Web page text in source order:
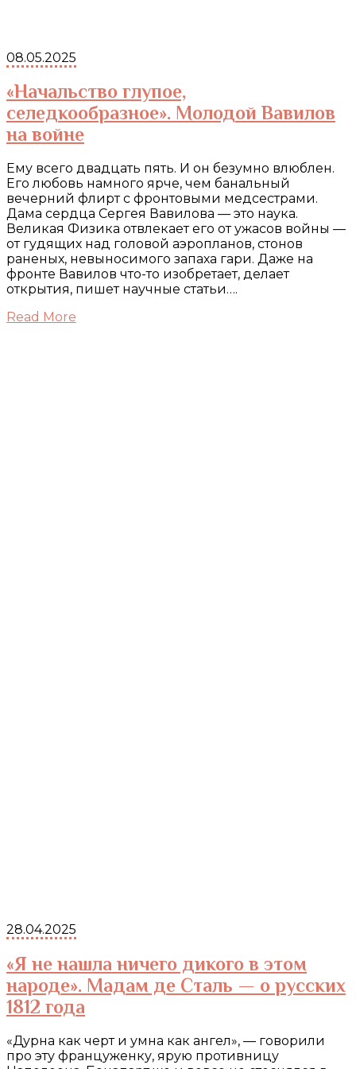
08.05.2025
«Начальство глупое,
селедкообразное». Молодой Вавилов
на войне
Ему всего двадцать пять. И он безумно влюблен.
Его любовь намного ярче, чем банальный
вечерний флирт с фронтовыми медсестрами.
Дама сердца Сергея Вавилова — это наука.
Великая Физика отвлекает его от ужасов войны —
от гудящих над головой аэропланов, стонов
раненых, невыносимого запаха гари. Даже на
фронте Вавилов что-то изобретает, делает
открытия, пишет научные статьи….
Read More
28.04.2025
«Я не нашла ничего дикого в этом
народе». Мадам де Сталь — о русских
1812 года
«Дурна как черт и умна как ангел», — говорили
про эту француженку, ярую противницу